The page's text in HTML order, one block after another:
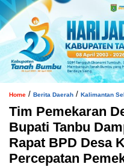
Home / Berita Daerah / Kalimantan
Tim Pemekaran
Bupati Tanbu
Rapat BPD Desa
Percepatan